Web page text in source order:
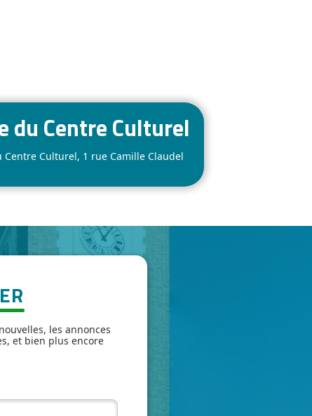
du Centre Culturel
Culturel, 1 rue Camille Claudel
les annonces
et bien plus encore